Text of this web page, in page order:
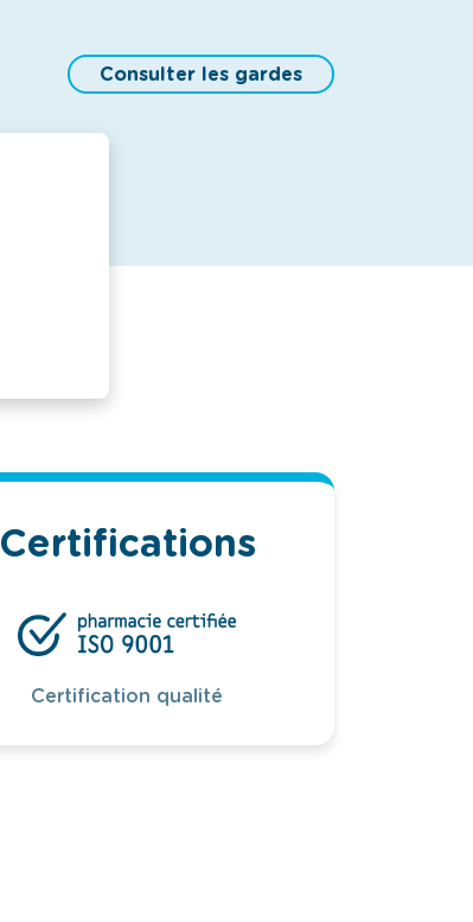
Consulter les gardes
Certifications
Certification qualité